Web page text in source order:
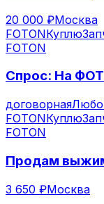
20 000 ₽Москва
FOTON
FOTON
Спрос: На
договорная
FOTON
FOTON
Продам
3 650 ₽Москва